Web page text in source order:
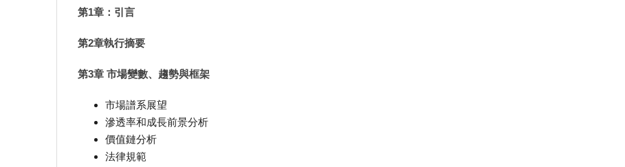
第1章：引言
第2章執行摘要
第3章 市場變數、趨勢與框架
市場譜系展望
滲透率和成長前景分析
價值鏈分析
法律規範